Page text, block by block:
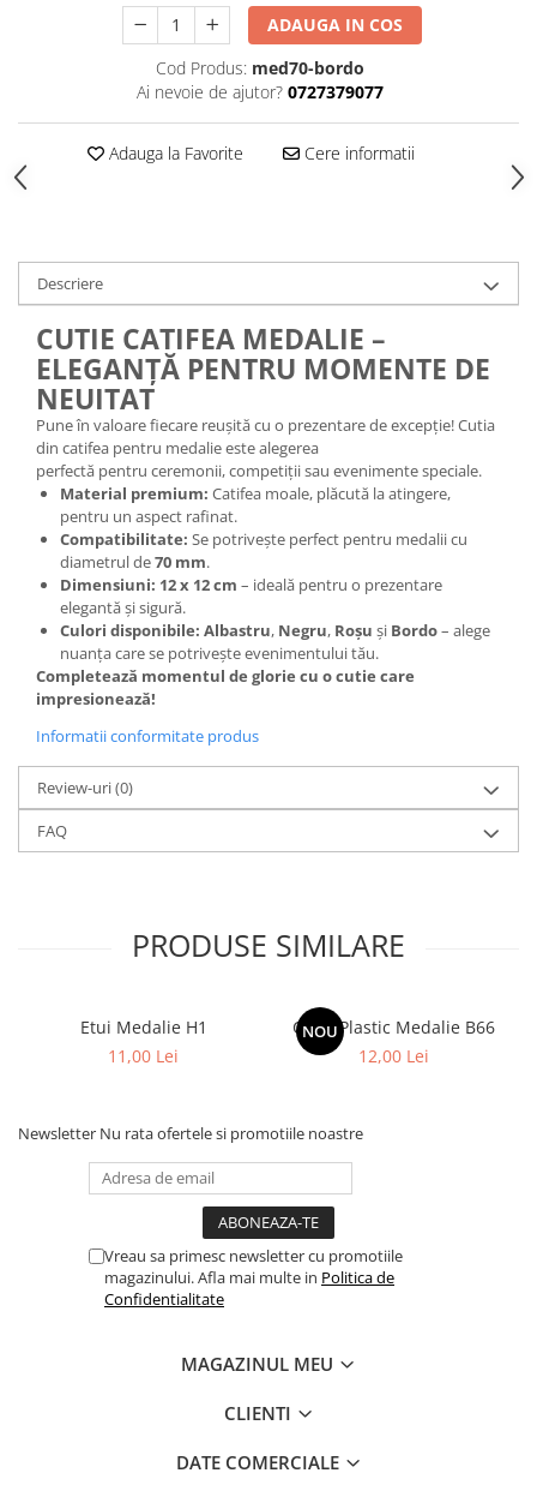
ADAUGA IN COS
Cod Produs: med70-bordo
Ai nevoie de ajutor? 0727379077
Adauga la Favorite Cere informatii
Descriere
CUTIE CATIFEA MEDALIE –
ELEGANȚĂ PENTRU MOMENTE DE
NEUITAT
Pune în valoare fiecare reușită cu o prezentare de excepție! Cutia
din catifea pentru medalie este alegerea
perfectă pentru ceremonii, competiții sau evenimente speciale.
Material premium: Catifea moale, plăcută la atingere,
pentru un aspect rafinat.
Compatibilitate: Se potrivește perfect pentru medalii cu
diametrul de70 mm.
Dimensiuni: 12 x 12 cm – ideală pentru o prezentare
elegantă și sigură.
Culori disponibile: Albastru, Negru, Roșu și Bordo– alege
nuanța care se potrivește evenimentului tău.
Completează momentul de glorie cu o cutie care
impresionează!
Informatii conformitate produs
Review-uri(0)
FAQ
PRODUSE SIMILARE
Etui Medalie H1
11,00 Lei
NOU
Cutie Plastic Medalie B66
12,00 Lei
Newsletter Nu rata ofertele si promotiile noastre
Vreau sa primesc newsletter cu promotiile
magazinului. Afla mai multe in Politica de
Confidentialitate
MAGAZINUL MEU
CLIENTI
DATE COMERCIALE